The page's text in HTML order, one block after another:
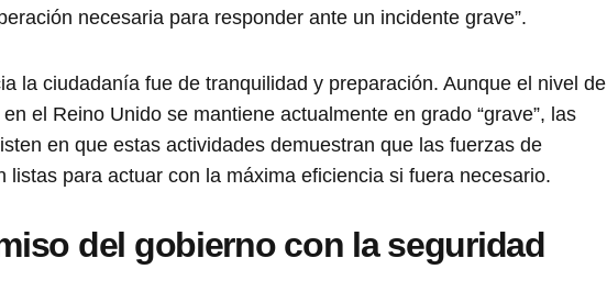
necesaria para responder ante un incidente grave”.
la ciudadanía fue de tranquilidad y preparación. Aunque el nivel de
el Reino Unido se mantiene actualmente en grado “grave”, las
en que estas actividades demuestran que las fuerzas de
listas para actuar con la máxima eficiencia si fuera necesario.
del gobierno con la seguridad